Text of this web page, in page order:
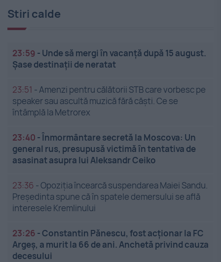
Stiri calde
23:59 - Unde să mergi în vacanță după 15 august.
Șase destinații de neratat
23:51 -Amenzi pentru călătorii STB care vorbesc pe
speaker sau ascultă muzică fără căști. Ce se
întâmplă la Metrorex
23:40 -Înmormântare secretă la Moscova: Un
general rus, presupusă victimă în tentativa de
asasinat asupra lui Aleksandr Ceiko
23:36 -Opoziția încearcă suspendarea Maiei Sandu.
Președinta spune că în spatele demersului se află
interesele Kremlinului
23:26 -Constantin Pănescu, fost acționar la FC
Argeș, a murit la 66 de ani. Anchetă privind cauza
decesului